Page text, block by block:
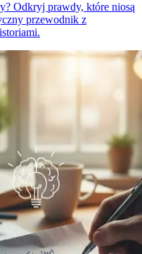
Odkryj prawdy, które niosą
przewodnik z